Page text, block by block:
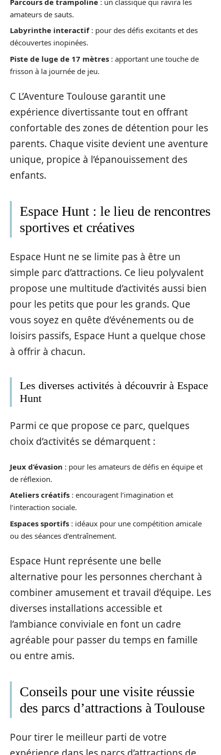
amateurs de sauts.
Labyrinthe interactif: pour des défis excitants et des
découvertes inopinées.
Piste de luge de 17 mètres : apportant une touche de
frisson à la journée de jeu.
C L’Aventure Toulouse garantit une
expérience divertissante tout en offrant
confortable des zones de détention pour les
parents. Chaque visite devient une aventure
unique, propice à l’épanouissement des
enfants.
Espace Hunt : le lieu de rencontres
sportives et créatives
Espace Hunt ne se limite pas à être un
simple parc d’attractions. Ce lieu polyvalent
propose une multitude d’activités aussi bien
pour les petits que pour les grands. Que
vous soyez en quête d’événements ou de
loisirs passifs, Espace Hunt a quelque chose
à offrir à chacun.
Les diverses activités à découvrir à Espace
Hunt
Parmi ce que propose ce parc, quelques
choix d’activités se démarquent :
Jeux d’évasion : pour les amateurs de défis en équipe et
de réflexion.
Ateliers créatifs : encouragent l’imagination et
l’interaction sociale.
Espaces sportifs : idéaux pour une compétition amicale
ou des séances d’entraînement.
Espace Hunt représente une belle
alternative pour les personnes cherchant à
combiner amusement et travail d’équipe. Les
diverses installations accessible et
l’ambiance conviviale en font un cadre
agréable pour passer du temps en famille
ou entre amis.
Conseils pour une visite réussie
des parcs d’attractions à Toulouse
Pour tirer le meilleur parti de votre